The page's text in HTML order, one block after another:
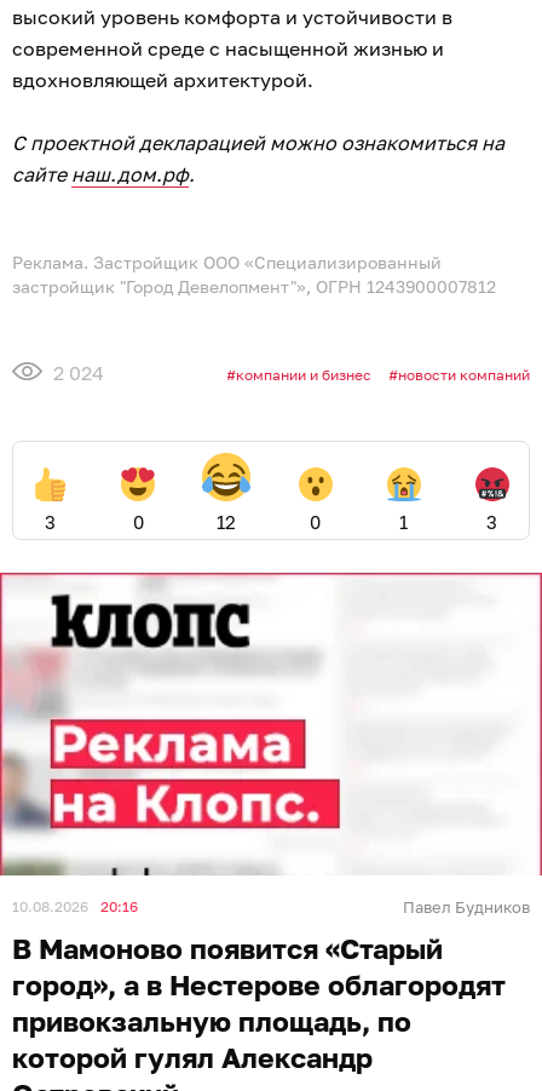
высокий уровень комфорта и устойчивости в
современной среде с насыщенной жизнью и
вдохновляющей архитектурой.
С проектной декларацией можно ознакомиться на
сайте наш.дом.рф.
Реклама. Застройщик ООО «Специализированный
застройщик "Город Девелопмент"», ОГРН 1243900007812
2 024 компании и бизнес новости компаний
3 0 12 0 1 3
10.08.2026 20:16 Павел Будников
В Мамоново появится «Старый
город», а в Нестерове облагородят
привокзальную площадь, по
которой гулял Александр